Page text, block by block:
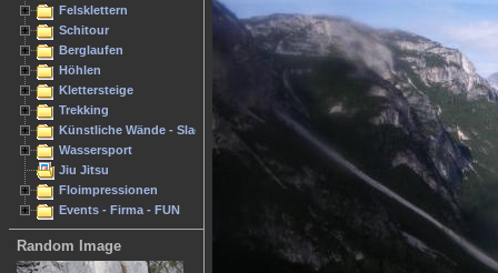
Felsklettern
Schitour
Berglaufen
Höhlen
Klettersteige
Trekking
Künstliche Wände - Slacken
Wassersport
Jiu Jitsu
Floimpressionen
Events - Firma - FUN
Random Image